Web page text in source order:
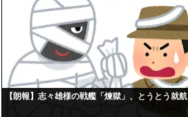
【朗報】志々雄様の戦艦「煉獄」、とうとう就航